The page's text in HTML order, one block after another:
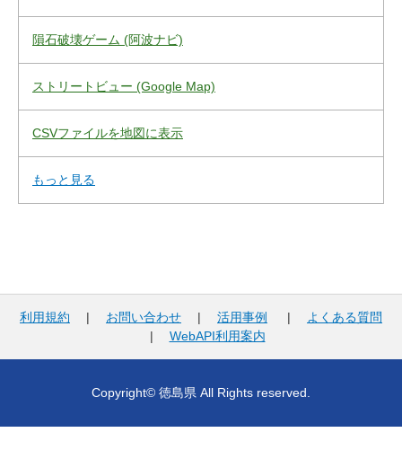
隕石破壊ゲーム (阿波ナビ)
ストリートビュー (Google Map)
CSVファイルを地図に表示
もっと見る
利用規約 | お問い合わせ | 活用事例 |
よくある質問
| WebAPI利用案内
Copyright© 徳島県 All Rights reserved.